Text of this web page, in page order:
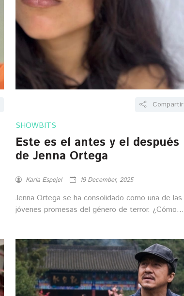
Compartir
SHOWBITS
Este es el antes y el después
de Jenna Ortega
Karla Espejel 19 December, 2025
Jenna Ortega se ha consolidado como una de las
jóvenes promesas del género de terror. ¿Cómo